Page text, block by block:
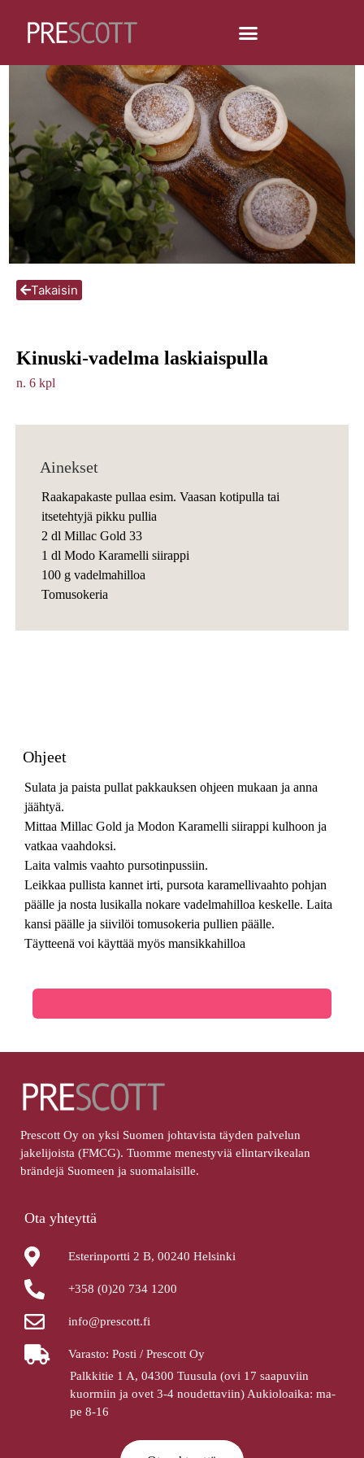
Takaisin
Kinuski-vadelma laskiaispulla
n. 6 kpl
Ainekset
Raakapakaste pullaa esim. Vaasan kotipulla tai
itsetehtyjä pikku pullia
2 dl Millac Gold 33
1 dl Modo Karamelli siirappi
100 g vadelmahilloa
Tomusokeria
Ohjeet
Sulata ja paista pullat pakkauksen ohjeen mukaan ja anna
jäähtyä.
Mittaa Millac Gold ja Modon Karamelli siirappi kulhoon ja
vatkaa vaahdoksi.
Laita valmis vaahto pursotinpussiin.
Leikkaa pullista kannet irti, pursota karamellivaahto pohjan
päälle ja nosta lusikalla nokare vadelmahilloa keskelle. Laita
kansi päälle ja siivilöi tomusokeria pullien päälle.
Täytteenä voi käyttää myös mansikkahilloa
Prescott Oy on yksi Suomen johtavista täyden palvelun
jakelijoista (FMCG). Tuomme menestyviä elintarvikealan
brändejä Suomeen ja suomalaisille.
Ota yhteyttä
Esterinportti 2 B, 00240 Helsinki
+358 (0)20 734 1200
info@prescott.fi
Varasto: Posti / Prescott Oy
Palkkitie 1 A, 04300 Tuusula (ovi 17 saapuviin
kuormiin ja ovet 3-4 noudettaviin) Aukioloaika: ma-
pe 8-16